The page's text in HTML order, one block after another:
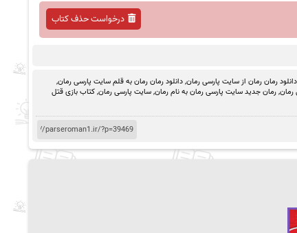
درخواست حذف کتاب
دانلود رمان رمان از سایت پارسی رمان,دانلود رمان رمان به قلم سایت پارسی رمان,
رمان,رمان جدید سایت پارسی رمان به نام رمان,سایت پارسی رمان,کتاب بازی قتل